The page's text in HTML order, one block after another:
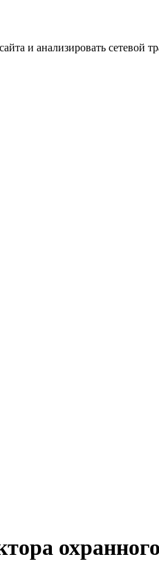
и анализировать сетевой